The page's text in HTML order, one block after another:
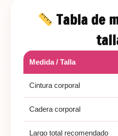
Tabla de
Medida / Talla
Cintura corporal
Cadera corporal
Largo total recomendado